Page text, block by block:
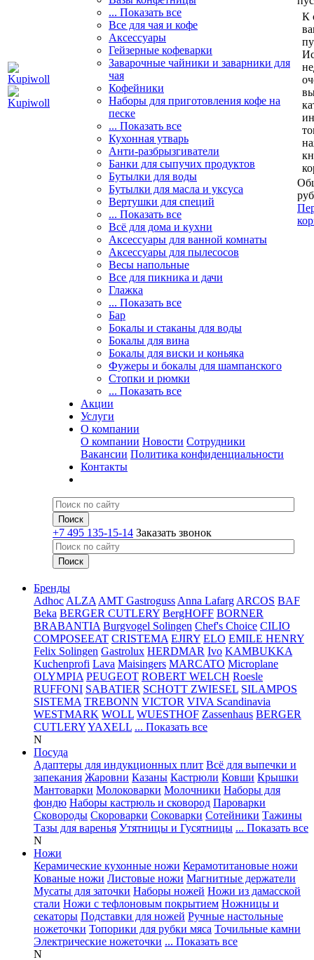
... Показать все
Все для чая и кофе
Аксессуары
Гейзерные кофеварки
Заварочные чайники и заварники для
чая
Кофейники
Наборы для приготовления кофе на
песке
... Показать все
Кухонная утварь
Анти-разбрызгиватели
Банки для сыпучих продуктов
Бутылки для воды
Бутылки для масла и уксуса
Вертушки для специй
... Показать все
Всё для дома и кухни
Аксессуары для ванной комнаты
Аксессуары для пылесосов
Весы напольные
Все для пикника и дачи
Глажка
... Показать все
Бар
Бокалы и стаканы для воды
Бокалы для вина
Бокалы для виски и коньяка
Фужеры и бокалы для шампанского
Стопки и рюмки
... Показать все
Акции
Услуги
О компании
О компании Новости Сотрудники
Вакансии Политика конфиденциальности
Контакты
+7 495 135-15-14 Заказать звонок
К
Бренды
Adhoc ALZA AMT Gastroguss Anna Lafarg ARCOS BAF
Beka BERGER CUTLERY BergHOFF BORNER
BRABANTIA Burgvogel Solingen Chef's Choice CILIO
COMPOSEEAT CRISTEMA EJIRY ELO EMILE HENRY
Felix Solingen Gastrolux HERDMAR Ivo KAMBUKKA
Kuchenprofi Lava Maisingers MARCATO Microplane
OLYMPIA PEUGEOT ROBERT WELCH Roesle
RUFFONI SABATIER SCHOTT ZWIESEL SILAMPOS
SISTEMA TREBONN VICTOR VIVA Scandinavia
WESTMARK WOLL WUESTHOF Zassenhaus BERGER
CUTLERYYAXELL ... Показать все
N
Посуда
Адаптеры для индукционных плит Всё для выпечки и
запекания Жаровни Казаны Кастрюли Ковши Крышки
Мантоварки Молоковарки Молочники Наборы для
фондю Наборы кастрюль и сковород Пароварки
Сковороды Скороварки Соковарки Сотейники Тажины
Тазы для варенья Утятницы и Гусятницы ... Показать все
N
Ножи
Керамические кухонные ножи Керамотитановые ножи
Кованые ножи Листовые ножи Магнитные держатели
Мусаты для заточки Наборы ножей Ножи из дамасской
стали Ножи с тефлоновым покрытием Ножницы и
секаторы Подставки для ножей Ручные настольные
ножеточки Топорики для рубки мяса Точильные камни
Электрические ножеточки ... Показать все
N